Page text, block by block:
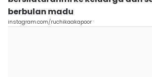
berbulan madu
instagram.com/ruchikaakapoor